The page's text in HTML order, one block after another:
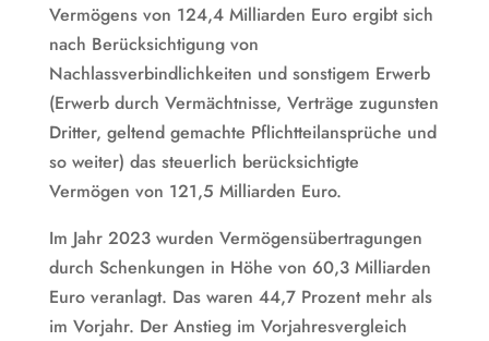
Vermögens von 124,4 Milliarden Euro ergibt sich
nach Berücksichtigung von
Nachlassverbindlichkeiten und sonstigem Erwerb
(Erwerb durch Vermächtnisse, Verträge zugunsten
Dritter, geltend gemachte Pflichtteilansprüche und
so weiter) das steuerlich berücksichtigte
Vermögen von 121,5 Milliarden Euro.
Im Jahr 2023 wurden Vermögensübertragungen
durch Schenkungen in Höhe von 60,3 Milliarden
Euro veranlagt. Das waren 44,7 Prozent mehr als
im Vorjahr. Der Anstieg im Vorjahresvergleich